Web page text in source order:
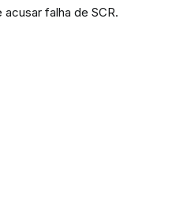
falha de SCR.